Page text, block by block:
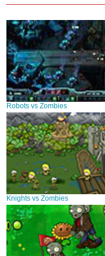
Robots vs Zombies
Knights vs Zombies